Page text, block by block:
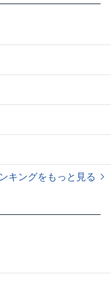
キングをもっと見る